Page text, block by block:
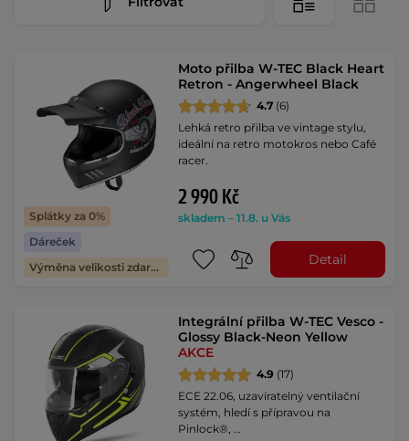
Splátky za 0%
Dáreček
Výměna velikosti zdarma
Moto přilba W-TEC Black Heart
Retron - Angerwheel Black
4.7 (6)
Lehká retro přilba ve vintage stylu,
ideální na retro motokros nebo Café
racer.
2 990 Kč
skladem – 11.8. u Vás
Detail
Integrální přilba W-TEC Vesco -
Glossy Black-Neon Yellow
AKCE
4.9 (17)
ECE 22.06, uzavíratelný ventilační
systém, hledí s přípravou na
Pinlock®, …